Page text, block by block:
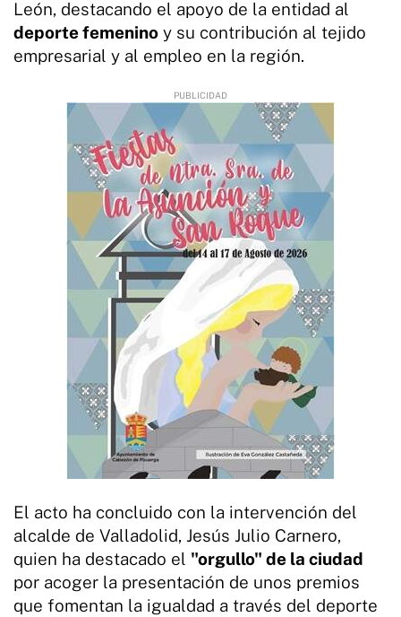
León, destacando el apoyo de la entidad al
deporte femenino y su contribución al tejido
empresarial y al empleo en la región.
El acto ha concluido con la intervención del
alcalde de Valladolid, Jesús Julio Carnero,
quien ha destacado el "orgullo" de la ciudad
por acoger la presentación de unos premios
que fomentan la igualdad a través del deporte